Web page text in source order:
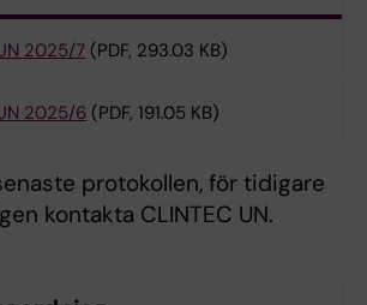
2025/7 (PDF, 293.03 KB)
2025/6 (PDF, 191.05 KB)
protokollen, för tidigare
kontakta CLINTEC UN.